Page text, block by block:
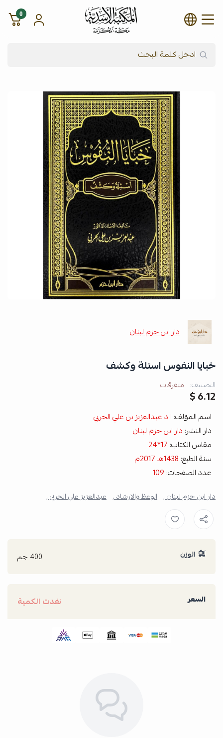
شركة المكتبة الأسدية للنشر
0
دار ابن حزم لبنان
خبايا النفوس اسئلة وكشف
التصنيف: متفرقات
6.12 $
اسم المؤلف: ا د عبدالعزيز بن علي الحربي
دار النشر: دار ابن حزم لبنان
مقاس الكتاب: 17*24
سنة الطبع: 1438هـ 2017م
عدد الصفحات: 109
دار ابن حزم لبنان , الوعظ والارشاد , عبدالعزيز علي الحربي ,
الوزن 400 جم
السعر نفدت الكمية